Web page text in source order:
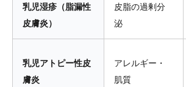
乳児湿疹（脂漏性
皮膚炎）
皮脂の過剰分
泌
乳児アトピー性皮
膚炎
アレルギー・
肌質